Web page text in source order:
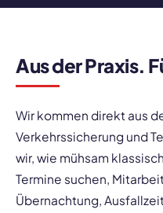
Aus der Praxis.
Wir kommen direkt aus
Verkehrssicherung und
wir, wie mühsam
Termine suchen,
Übernachtung,